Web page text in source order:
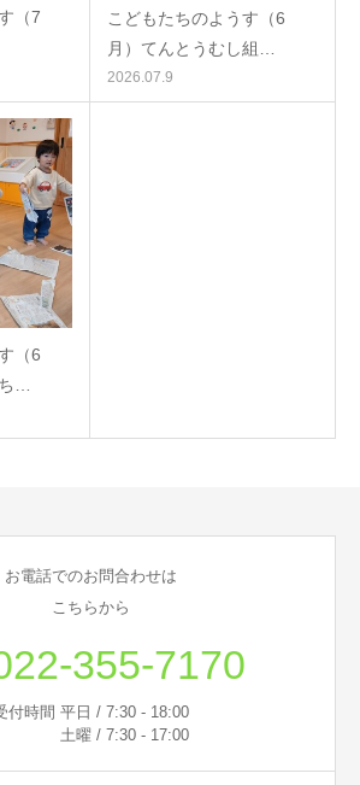
（7
こどもたちのようす（6
月）てんとうむし組…
2026.07.9
（6
…
お電話でのお問合わせは
こちらから
355-7170
付時間 平日 / 7:30 - 18:00
土曜 / 7:30 - 17:00